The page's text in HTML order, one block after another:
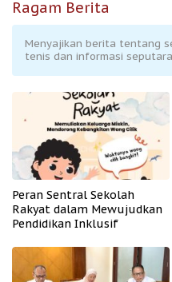
Ragam Berita
Menyajikan berita tentang
tenis dan informasi
Peran Sentral Sekolah
Rakyat dalam Mewujudkan
Pendidikan Inklusif